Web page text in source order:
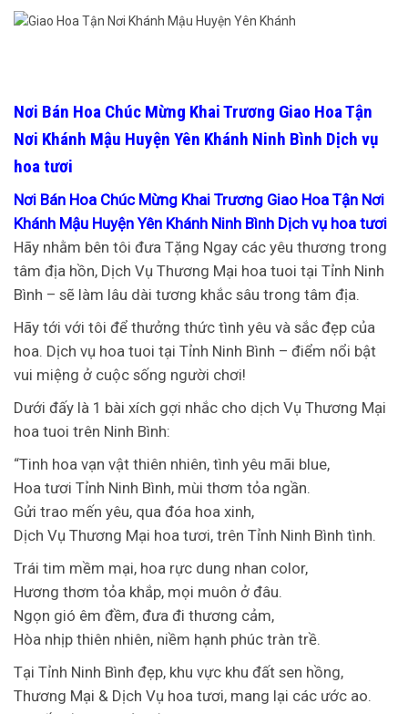
Nơi Bán Hoa Chúc Mừng Khai Trương Giao Hoa Tận
Nơi Khánh Mậu Huyện Yên Khánh Ninh Bình Dịch vụ
hoa tươi
Nơi Bán Hoa Chúc Mừng Khai Trương Giao Hoa Tận Nơi
Khánh Mậu Huyện Yên Khánh Ninh Bình Dịch vụ hoa tươi
Hãy nhằm bên tôi đưa Tặng Ngay các yêu thương trong
tâm địa hồn, Dịch Vụ Thương Mại hoa tuoi tại Tỉnh Ninh
Bình – sẽ làm lâu dài tương khắc sâu trong tâm địa.
Hãy tới với tôi để thưởng thức tình yêu và sắc đẹp của
hoa. Dịch vụ hoa tuoi tại Tỉnh Ninh Bình – điểm nổi bật
vui miệng ở cuộc sống người chơi!
Dưới đấy là 1 bài xích gợi nhắc cho dịch Vụ Thương Mại
hoa tuoi trên Ninh Bình:
“Tinh hoa vạn vật thiên nhiên, tình yêu mãi blue,
Hoa tươi Tỉnh Ninh Bình, mùi thơm tỏa ngần.
Gửi trao mến yêu, qua đóa hoa xinh,
Dịch Vụ Thương Mại hoa tươi, trên Tỉnh Ninh Bình tình.
Trái tim mềm mại, hoa rực dung nhan color,
Hương thơm tỏa khắp, mọi muôn ở đâu.
Ngọn gió êm đềm, đưa đi thương cảm,
Hòa nhịp thiên nhiên, niềm hạnh phúc tràn trề.
Tại Tỉnh Ninh Bình đẹp, khu vực khu đất sen hồng,
Thương Mại & Dịch Vụ hoa tươi, mang lại các ước ao.